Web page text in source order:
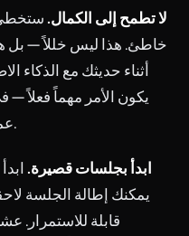
5. لا تطمح إلى الكمال.
خاطئ. هذا ليس خللاً — بل
أثناء حديثك مع الذكاء
يكون الأمر مهماً فعلاً —
عمل، أو محادثة مع ناطقين أصليين.
6. ابدأ بجلسات قصيرة.
يمكنك إطالة الجلسة
قابلة للاستمرار.